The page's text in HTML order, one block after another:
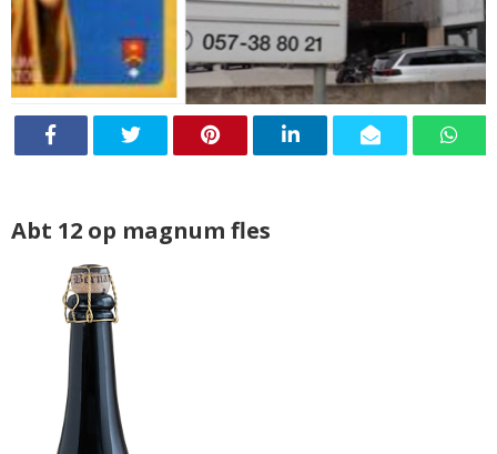
Abt 12 op magnum fles